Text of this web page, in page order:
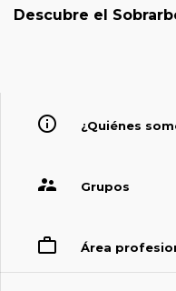
Descubre el
¿Quiénes
Grupos
Área